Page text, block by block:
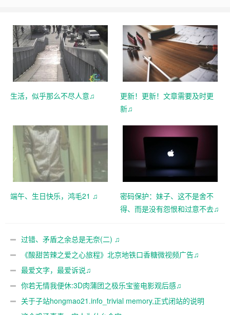
生活，似乎那么不尽人意♫
更新！更新！文章需要及时更
新♫
端午、生日快乐，鸿毛21 ♫
密码保护：妹子、这不是舍不
得、而是没有怨恨和过意不去♫
过错、矛盾之余总是无奈(二) ♫
《酸甜苦辣之爱之心旅程》北京地铁口香糖微视频广告♫
最爱文字，最爱诉说♫
你若无情我便休:3D肉蒲团之极乐宝鉴电影观后感♫
关于子站hongmao21.info_trivial memory,正式闭站的说明